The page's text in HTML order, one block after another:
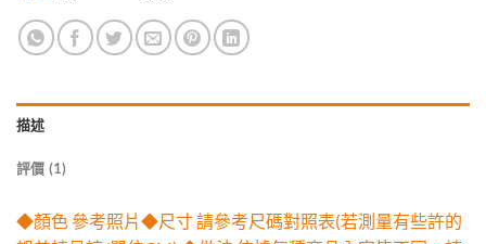
描述
評價 (1)
◆顏色 參考照片◆尺寸 請參考尺碼對照表(若測量有些許的